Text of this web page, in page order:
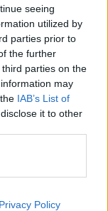
seeing
utilized by
parties prior to
the further
parties on the
may
IAB’s List of
it to other
Privacy Policy